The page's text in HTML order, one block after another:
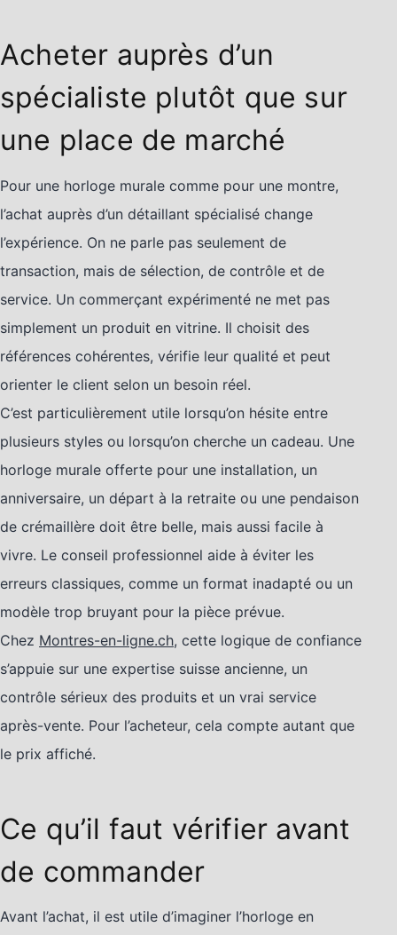
Acheter auprès d’un
spécialiste plutôt que sur
une place de marché
Pour une horloge murale comme pour une montre,
l’achat auprès d’un détaillant spécialisé change
l’expérience. On ne parle pas seulement de
transaction, mais de sélection, de contrôle et de
service. Un commerçant expérimenté ne met pas
simplement un produit en vitrine. Il choisit des
références cohérentes, vérifie leur qualité et peut
orienter le client selon un besoin réel.
C’est particulièrement utile lorsqu’on hésite entre
plusieurs styles ou lorsqu’on cherche un cadeau. Une
horloge murale offerte pour une installation, un
anniversaire, un départ à la retraite ou une pendaison
de crémaillère doit être belle, mais aussi facile à
vivre. Le conseil professionnel aide à éviter les
erreurs classiques, comme un format inadapté ou un
modèle trop bruyant pour la pièce prévue.
Chez Montres-en-ligne.ch, cette logique de confiance
s’appuie sur une expertise suisse ancienne, un
contrôle sérieux des produits et un vrai service
après-vente. Pour l’acheteur, cela compte autant que
le prix affiché.
Ce qu’il faut vérifier avant
de commander
Avant l’achat, il est utile d’imaginer l’horloge en